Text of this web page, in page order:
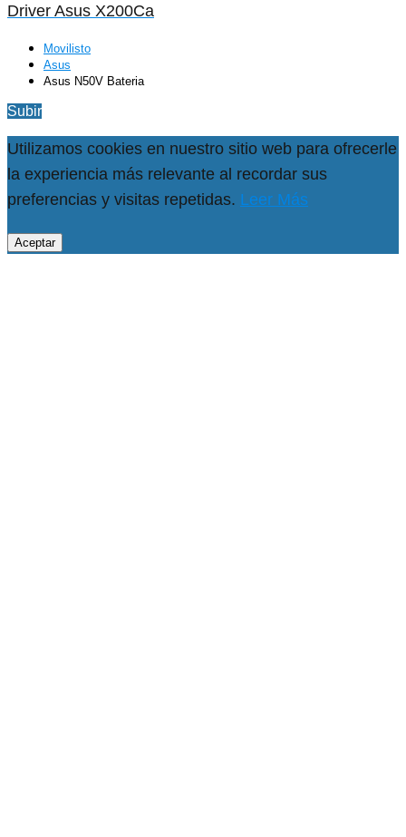
Driver Asus X200Ca
Movilisto
Asus
Asus N50V Bateria
Subir
Utilizamos cookies en nuestro sitio web para ofrecerle
la experiencia más relevante al recordar sus
preferencias y visitas repetidas. Leer Más
Aceptar